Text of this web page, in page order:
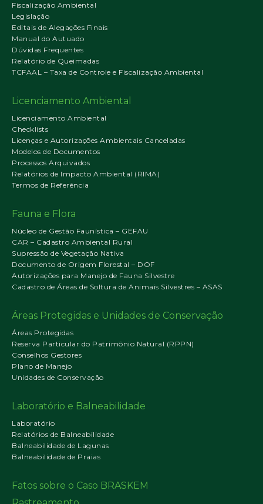
Fiscalização Ambiental
Legislação
Editais de Alegações Finais
Manual do Autuado
Dúvidas Frequentes
Relatório de Queimadas
TCFAAL – Taxa de Controle e Fiscalização Ambiental
Licenciamento Ambiental
Licenciamento Ambiental
Checklists
Licenças e Autorizações Ambientais Canceladas
Modelos de Documentos
Processos Arquivados
Relatórios de Impacto Ambiental (RIMA)
Termos de Referência
Fauna e Flora
Núcleo de Gestão Faunística – GEFAU
CAR – Cadastro Ambiental Rural
Supressão de Vegetação Nativa
Documento de Origem Florestal – DOF
Autorizações para Manejo de Fauna Silvestre
Cadastro de Áreas de Soltura de Animais Silvestres – ASAS
Áreas Protegidas e Unidades de Conservação
Áreas Protegidas
Reserva Particular do Patrimônio Natural (RPPN)
Conselhos Gestores
Plano de Manejo
Unidades de Conservação
Laboratório e Balneabilidade
Laboratório
Relatórios de Balneabilidade
Balneabilidade de Lagunas
Balneabilidade de Praias
Fatos sobre o Caso BRASKEM